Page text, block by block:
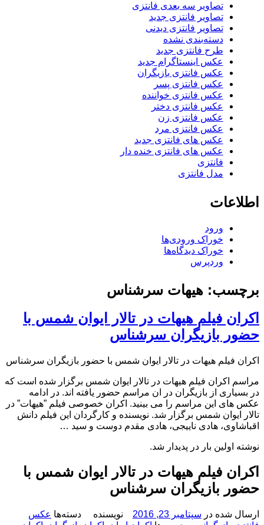
تصاویر سه بعدی فانتزی
تصاویر فانتزی جدید
تصاویر فانتزی دیدنی
دسته‌بندی نشده
طرح فانتزی جدید
عکس اینستاگرام جدید
عکس فانتزی بازیگران
عکس فانتزی پسر
عکس فانتزی خواننده
عکس فانتزی دختر
عکس فانتزی زن
عکس فانتزی مرد
عکس های فانتزی جدید
عکس های فانتزی خنده دار
فانتزی
مدل فانتزی
اطلاعات
ورود
خوراک ورودی‌ها
خوراک دیدگاه‌ها
وردپرس
برچسب: هیهات سرشناس
اکران فیلم هیهات در تالار ایوان شمس با
حضور بازیگران سرشناس
اکران فیلم هیهات در تالار ایوان شمس با حضور بازیگران سرشناس
مراسم اکران فیلم هیهات در تالار ایوان شمس برگزار شده است که
در بسیاری از بازیگران در ان مراسم حضور یافته اند. در ادامه
عکس های این مراسم را می بینید. اکران خصوصی فیلم ”هیهات” در
تالار ایوان شمس برگزار شد. نویسنده و کارگردان این فیلم دانش
اقباشاوی، هادی ناییجی، هادی مقدم‌ دوست و سید …
نوشته اولین بار در پدیدار شد.
اکران فیلم هیهات در تالار ایوان شمس با
حضور بازیگران سرشناس
ارسال شده در سپتامبر 23, 2016 نویسنده دسته‌ها عکس